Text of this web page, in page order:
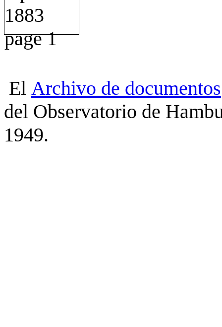
El Archivo de documentos
del Observatorio de
1949.